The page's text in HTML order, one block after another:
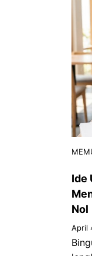
Ide
Nol
April